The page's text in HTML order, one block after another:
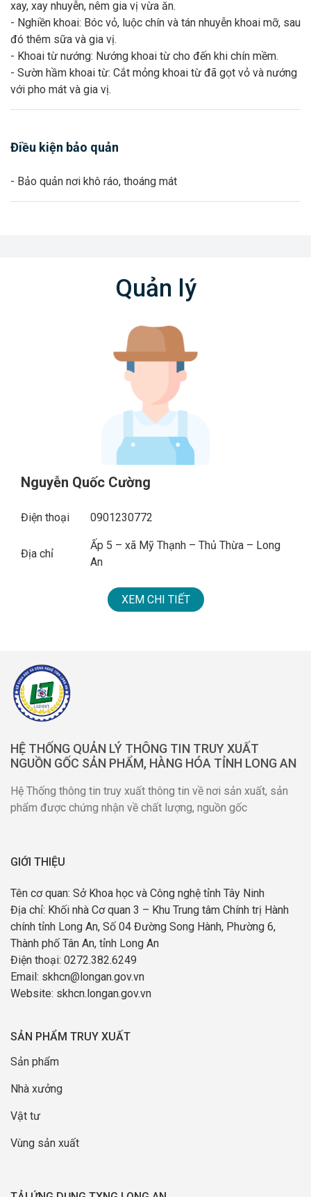
xay, xay nhuyễn, nêm gia vị vừa ăn.
- Nghiền khoai: Bóc vỏ, luộc chín và tán nhuyễn khoai mỡ, sau
đó thêm sữa và gia vị.
- Khoai từ nướng: Nướng khoai từ cho đến khi chín mềm.
- Sườn hầm khoai từ: Cắt mỏng khoai từ đã gọt vỏ và nướng
với pho mát và gia vị.
Điều kiện bảo quản
- Bảo quản nơi khô ráo, thoáng mát
Quản lý
Nguyễn Quốc Cường
Điện thoại 0901230772
Địa chỉ
Ấp 5 – xã Mỹ Thạnh – Thủ Thừa – Long
An
XEM CHI TIẾT
HỆ THỐNG QUẢN LÝ THÔNG TIN TRUY XUẤT
NGUỒN GỐC SẢN PHẨM, HÀNG HÓA TỈNH LONG AN
Hệ Thống thông tin truy xuất thông tin về nơi sản xuất, sản
phẩm được chứng nhận về chất lượng, nguồn gốc
GIỚI THIỆU
Tên cơ quan: Sở Khoa học và Công nghệ tỉnh Tây Ninh
Địa chỉ: Khối nhà Cơ quan 3 – Khu Trung tâm Chính trị Hành
chính tỉnh Long An, Số 04 Đường Song Hành, Phường 6,
Thành phố Tân An, tỉnh Long An
Điện thoại: 0272.382.6249
Email: skhcn@longan.gov.vn
Website: skhcn.longan.gov.vn
SẢN PHẨM TRUY XUẤT
Sản phẩm
Nhà xưởng
Vật tư
Vùng sản xuất